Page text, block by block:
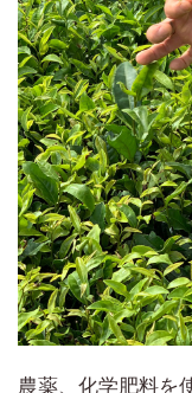
農薬、化学肥料を